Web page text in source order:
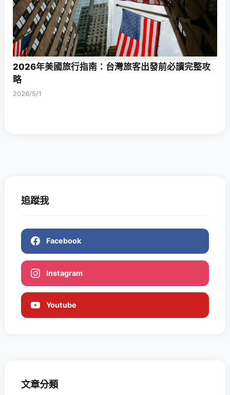
2026年美國旅行指南：台灣旅客出發前必讀完整攻
略
2026/5/1
追蹤我
Facebook
Instagram
Youtube
文章分類